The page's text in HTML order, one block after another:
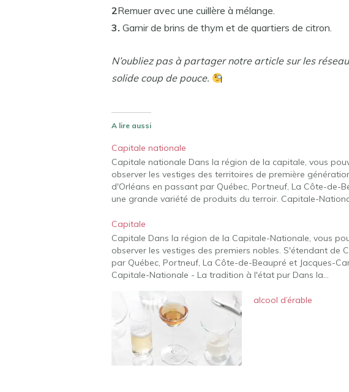
2Remuer avec une cuillère à mélange.
3. Garnir de brins de thym et de quartiers de citron.
N’oubliez pas à partager notre article sur les
solide coup de pouce.
A lire aussi
Capitale nationale
Capitale nationale Dans la région de la capitale, vous
observer les vestiges des territoires de première
d'Orléans en passant par Québec, Portneuf, La Côte-de-
une grande variété de produits du terroir. Capitale-
Capitale
Capitale Dans la région de la Capitale-Nationale, vous
observer les vestiges des premiers nobles. S'étendant de
par Québec, Portneuf, La Côte-de-Beaupré et Jacques-
Capitale-Nationale - La tradition à l'état pur Dans la…
alcool d’érable